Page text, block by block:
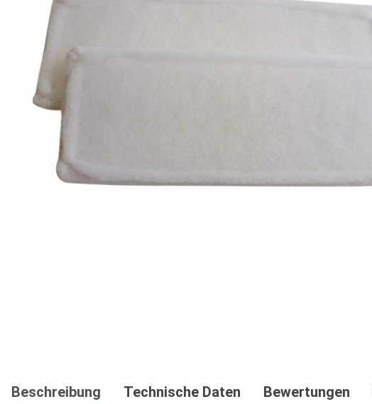
Beschreibung Technische Daten Bewertungen